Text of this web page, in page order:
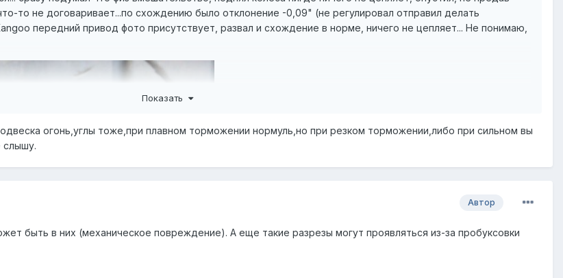
то не договаривает...по схождению было отклонение -0,09" (не регулировал отправил делать
передний привод фото присутствует, развал и схождение в норме, ничего не цепляет... Не понимаю,
Показать
огонь,углы тоже,при плавном торможении нормуль,но при резком торможении,либо при сильном вы
слышу.
Автор
быть в них (механическое повреждение). А еще такие разрезы могут проявляться из-за пробуксовки